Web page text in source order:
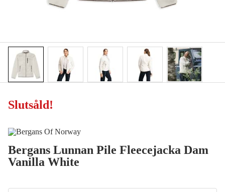
Slutsåld!
Bergans Lunnan Pile Fleecejacka Dam
Vanilla White